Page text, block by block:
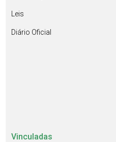
Leis
Diário Oficial
Vinculadas